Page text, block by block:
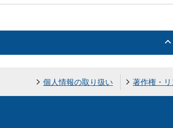
個人情報の取り扱い 著作権・